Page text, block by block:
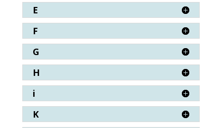
E
F
G
H
i
K